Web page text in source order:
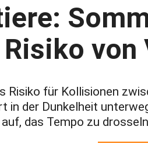
Risiko für Kollisionen
in der Dunkelheit
das Tempo zu